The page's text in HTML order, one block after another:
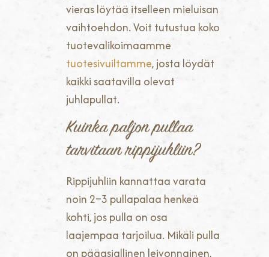
vieras löytää itselleen mieluisan
vaihtoehdon. Voit tutustua koko
tuotevalikoimaamme
tuotesivuiltamme, josta löydät
kaikki saatavilla olevat
juhlapullat.
Kuinka paljon pullaa
tarvitaan rippijuhliin?
Rippijuhliin kannattaa varata
noin 2–3 pullapalaa henkeä
kohti, jos pulla on osa
laajempaa tarjoilua. Mikäli pulla
on pääasiallinen leivonnainen,